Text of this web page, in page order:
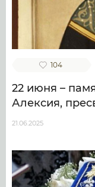
104
22 июня –
Алексия,
21.06.2025